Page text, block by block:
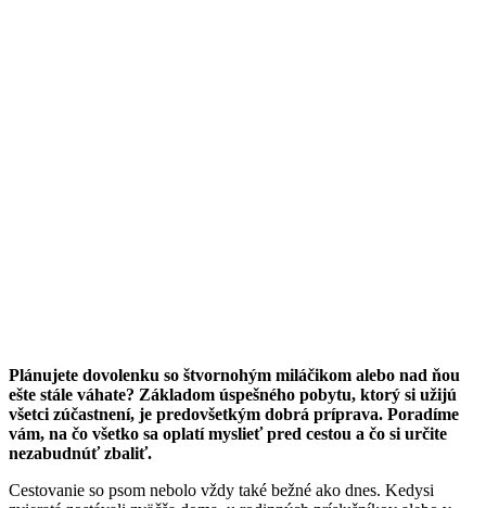
Plánujete dovolenku so štvornohým miláčikom alebo nad ňou
ešte stále váhate? Základom úspešného pobytu, ktorý si užijú
všetci zúčastnení, je predovšetkým dobrá príprava. Poradíme
vám, na čo všetko sa oplatí myslieť pred cestou a čo si určite
nezabudnúť zbaliť.
Cestovanie so psom nebolo vždy také bežné ako dnes. Kedysi